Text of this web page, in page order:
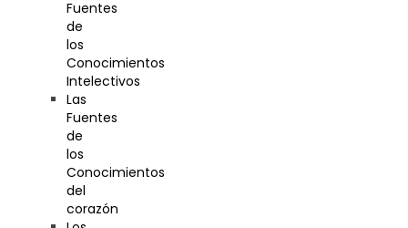
Fuentes
de
los
Conocimientos
Intelectivos
Las
Fuentes
de
los
Conocimientos
del
corazón